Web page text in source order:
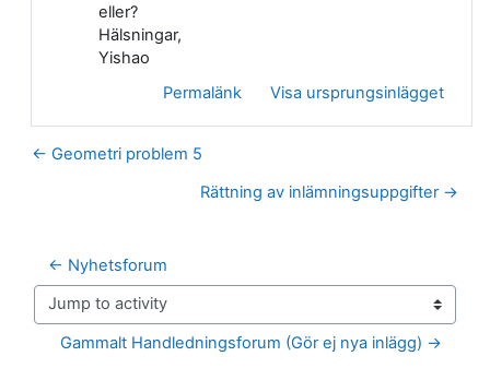
eller?
Hälsningar,
Yishao
Permalänk
Visa ursprungsinlägget
← Geometri problem 5
Rättning av inlämningsuppgifter →
← Nyhetsforum
Jump to activity
Gammalt Handledningsforum (Gör ej nya inlägg) →